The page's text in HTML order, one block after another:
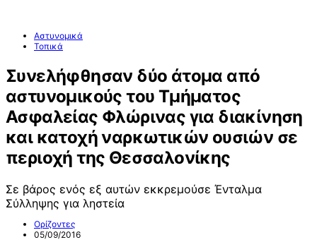
Αστυνομικά
Τοπικά
Συνελήφθησαν δύο άτομα από
αστυνομικούς του Τμήματος
Ασφαλείας Φλώρινας για διακίνηση
και κατοχή ναρκωτικών ουσιών σε
περιοχή της Θεσσαλονίκης
Σε βάρος ενός εξ αυτών εκκρεμούσε Ένταλμα
Σύλληψης για ληστεία
Ορίζοντες
05/09/2016